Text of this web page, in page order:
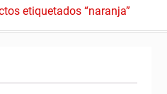
etiquetados “naranja”